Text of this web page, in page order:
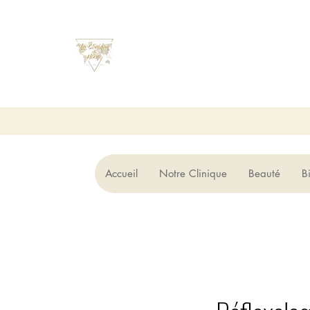
Accueil Notre Clinique Beauté